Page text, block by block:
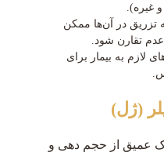
غیره).
تزریق در آن‌ها ممکن
تقارن شود.
لازم به بیمار برای
(ژل)
عمیق از حجم دهی و